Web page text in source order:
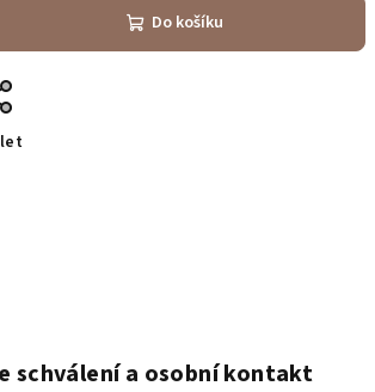
Do košíku
schválení a osobní kontakt